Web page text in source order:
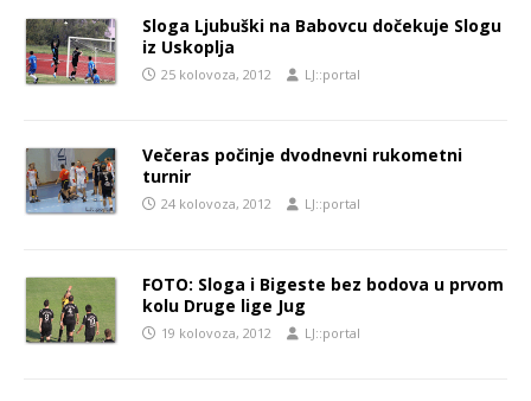
Sloga Ljubuški na Babovcu dočekuje Slogu
iz Uskoplja
25 kolovoza, 2012 LJ::portal
Večeras počinje dvodnevni rukometni
turnir
24 kolovoza, 2012 LJ::portal
FOTO: Sloga i Bigeste bez bodova u prvom
kolu Druge lige Jug
19 kolovoza, 2012 LJ::portal